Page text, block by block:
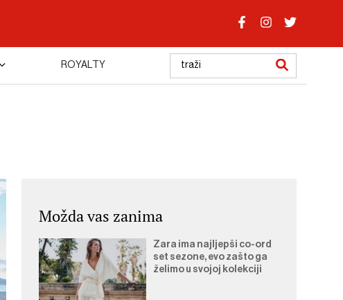
ROYALTY
Možda vas zanima
Zara ima najljepši co-ord
set sezone, evo zašto ga
želimo u svojoj kolekciji